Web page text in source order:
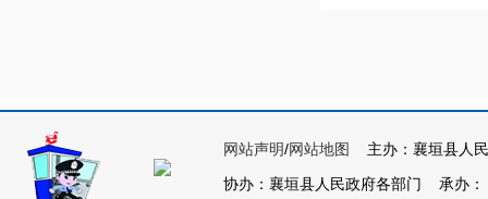
和联系方式。
（四）申请
网站声明/网站地图
主办：襄垣县人
协办：襄垣县人民政府各部门 承办